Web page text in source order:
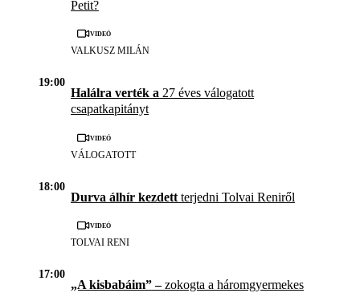
Petit?
Videó
VALKUSZ MILÁN
19:00
Halálra verték a 27 éves válogatott
csapatkapitányt
Videó
VÁLOGATOTT
18:00
Durva álhír kezdett terjedni Tolvai Reniről
Videó
TOLVAI RENI
17:00
„A kisbabáim” –zokogta a háromgyermekes